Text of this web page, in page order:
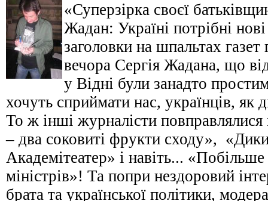
«Суперзірка своєї
Жадан: Україні потрібні
заголовки на шпальтах газет
вечора Сергія Жадана, що
у Відні були занадто
хочуть сприймати нас, українців, як
То ж інші журналісти
– два соковиті фрукти сходу»,
Академітеатер» і навіть...
міністрів»! Та попри нездоровий
брата та української політики,